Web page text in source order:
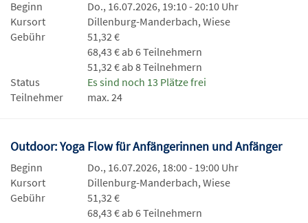
Beginn
Do., 16.07.2026, 19:10 - 20:10 Uhr
Kursort
Dillenburg-Manderbach, Wiese
Gebühr
51,32 €
68,43 € ab 6 Teilnehmern
51,32 € ab 8 Teilnehmern
Status
Es sind noch 13 Plätze frei
Teilnehmer
max. 24
Outdoor: Yoga Flow für Anfängerinnen und Anfänger
Beginn
Do., 16.07.2026, 18:00 - 19:00 Uhr
Kursort
Dillenburg-Manderbach, Wiese
Gebühr
51,32 €
68,43 € ab 6 Teilnehmern